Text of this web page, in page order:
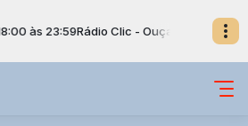
23:59Rádio Clic - Ouça nossa rádio